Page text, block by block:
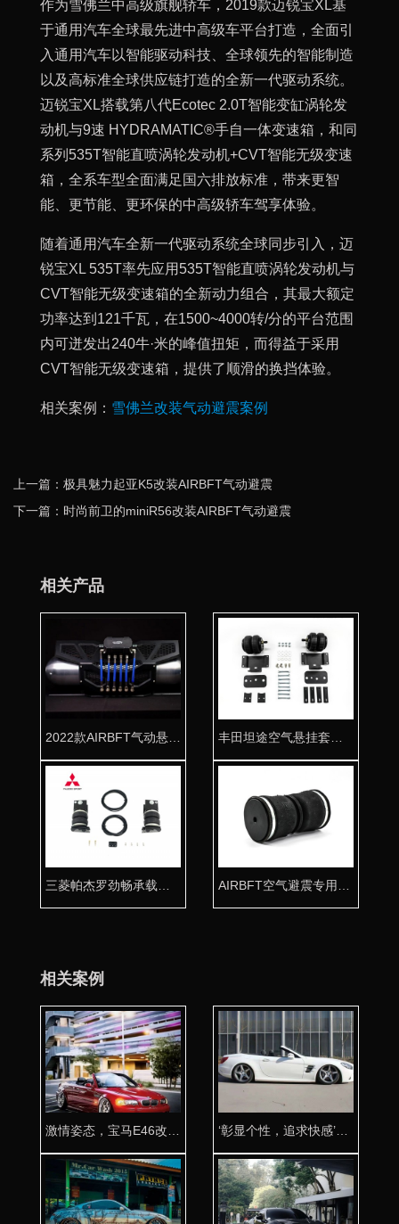
作为雪佛兰中高级旗舰轿车，2019款迈锐宝XL基
于通用汽车全球最先进中高级车平台打造，全面引
入通用汽车以智能驱动科技、全球领先的智能制造
以及高标准全球供应链打造的全新一代驱动系统。
迈锐宝XL搭载第八代Ecotec 2.0T智能变缸涡轮发
动机与9速 HYDRAMATIC®手自一体变速箱，和同
系列535T智能直喷涡轮发动机+CVT智能无级变速
箱，全系车型全面满足国六排放标准，带来更智
能、更节能、更环保的中高级轿车驾享体验。
随着通用汽车全新一代驱动系统全球同步引入，迈
锐宝XL 535T率先应用535T智能直喷涡轮发动机与
CVT智能无级变速箱的全新动力组合，其最大额定
功率达到121千瓦，在1500~4000转/分的平台范围
内可迸发出240牛·米的峰值扭矩，而得益于采用
CVT智能无级变速箱，提供了顺滑的换挡体验。
相关案例： 雪佛兰改装气动避震案例
上一篇：极具魅力起亚K5改装AIRBFT气动避震
下一篇：时尚前卫的miniR56改装AIRBFT气动避震
相关产品
相关案例